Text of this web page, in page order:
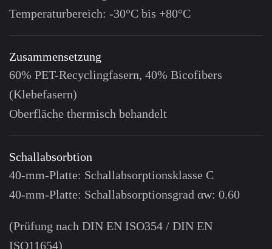
Temperaturbereich: -30°C bis +80°C
Zusammensetzung
60% PET-Recyclingfasern, 40% Bicofibers
(Klebefasern)
Oberfläche thermisch behandelt
Schallabsorbtion
40-mm-Platte: Schallabsorptionsklasse C
40-mm-Platte: Schallabsorptionsgrad αw: 0.60
(Prüfung nach DIN EN ISO354 / DIN EN
ISO11654)